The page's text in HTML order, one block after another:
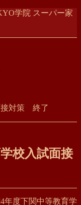
学院 スーパー家
接対策 終了
校入試面接
年度下関中等教育学